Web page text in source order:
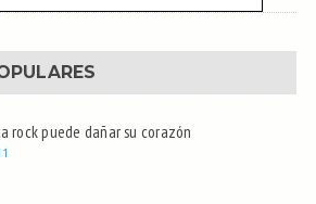
rock puede dañar su corazón